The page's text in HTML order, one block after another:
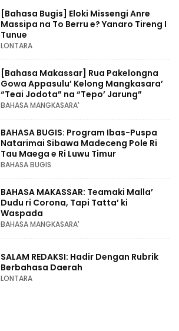
[Bahasa Bugis] ‎Eloki Missengi Anre
Massipa na To Berru e? Yanaro Tireng I
Tunue
LONTARA
[Bahasa Makassar] Rua Pakelongna
Gowa Appasulu’ Kelong Mangkasara’
“Teai Jodota” na “Tepo’ Jarung”
BAHASA MANGKASARA'
BAHASA BUGIS: Program Ibas-Puspa
Natarimai Sibawa Madeceng Pole Ri
Tau Maega e Ri Luwu Timur
BAHASA BUGIS
BAHASA MAKASSAR: Teamaki Malla’
Dudu ri Corona, Tapi Tatta’ ki
Waspada
BAHASA MANGKASARA'
SALAM REDAKSI: Hadir Dengan Rubrik
Berbahasa Daerah
LONTARA